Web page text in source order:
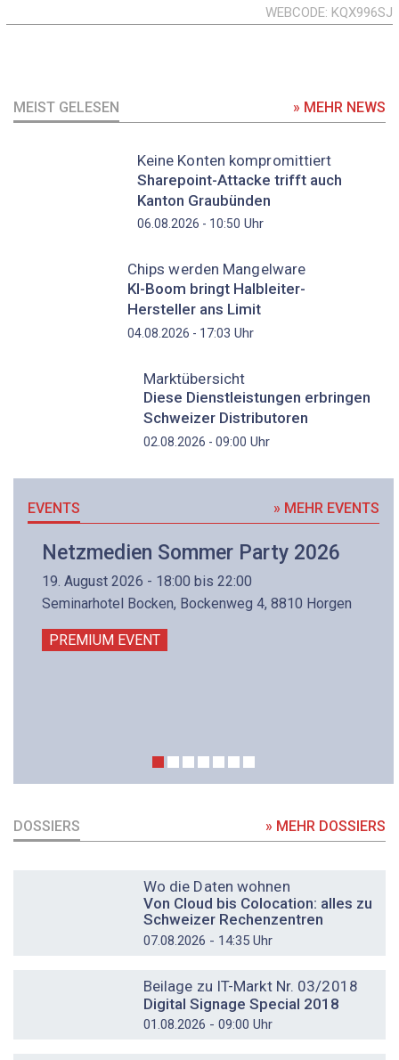
WEBCODE KQX996SJ
MEIST GELESEN » MEHR NEWS
Keine Konten kompromittiert
Sharepoint-Attacke trifft auch
Kanton Graubünden
06.08.2026 - 10:50 Uhr
Chips werden Mangelware
KI-Boom bringt Halbleiter-
Hersteller ans Limit
04.08.2026 - 17:03 Uhr
Marktübersicht
Diese Dienstleistungen erbringen
Schweizer Distributoren
02.08.2026 - 09:00 Uhr
EVENTS » MEHR EVENTS
Netzmedien Sommer Party 2026
19. August 2026 - 18:00 bis 22:00
Seminarhotel Bocken, Bockenweg 4, 8810 Horgen
PREMIUM EVENT
DOSSIERS » MEHR DOSSIERS
Wo die Daten wohnen
Von Cloud bis Colocation: alles zu
Schweizer Rechenzentren
07.08.2026 - 14:35 Uhr
Beilage zu IT-Markt Nr. 03/2018
Digital Signage Special 2018
01.08.2026 - 09:00 Uhr